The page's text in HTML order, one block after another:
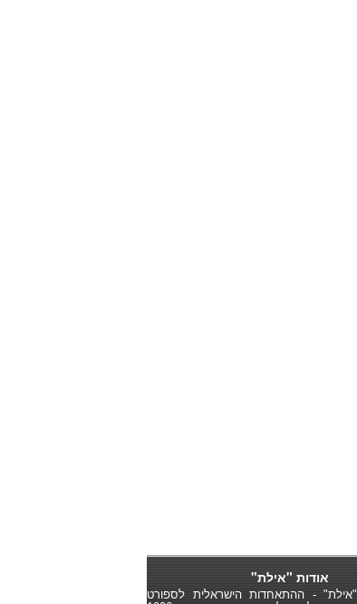
אודות "אילת"
"אילת" - ההתאחדות הישראלית לספורט